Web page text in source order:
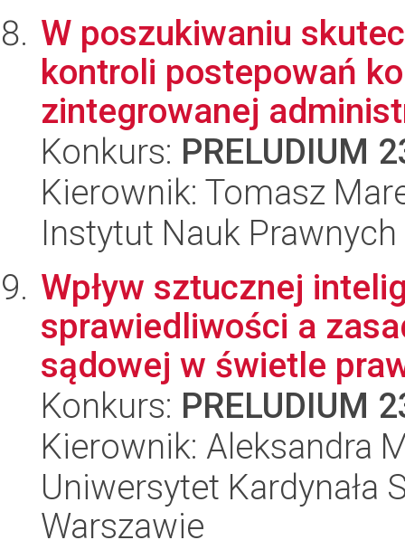
W poszukiwaniu
kontroli postepowań
zintegrowanej
Konkurs: PRELUDIUM
Kierownik: Tomasz
Instytut Nauk Prawnych
Wpływ sztucznej
sprawiedliwości a
sądowej w świetle
Konkurs: PRELUDIUM
Kierownik: Aleksandra
Uniwersytet Kardynała
Warszawie